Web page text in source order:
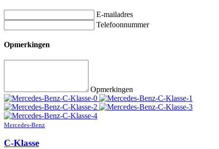
E-mailadres
Telefoonnummer
Opmerkingen
Opmerkingen
Mercedes-Benz
C-Klasse